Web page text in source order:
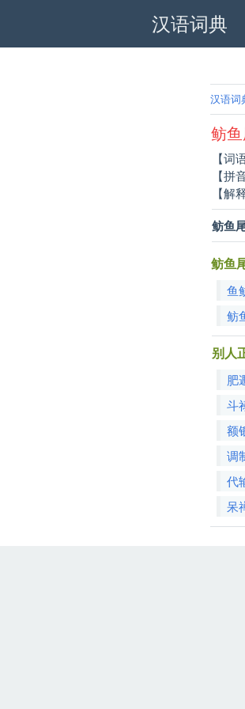
汉语词典
汉语词
鲂
【词
【拼
【解
鲂鱼
鲂鱼
鱼
鲂
别人
肥
斗
额
调
代
呆